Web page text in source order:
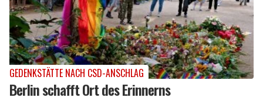
GEDENKSTÄTTE NACH CSD-ANSCHLAG
Berlin schafft Ort des Erinnerns